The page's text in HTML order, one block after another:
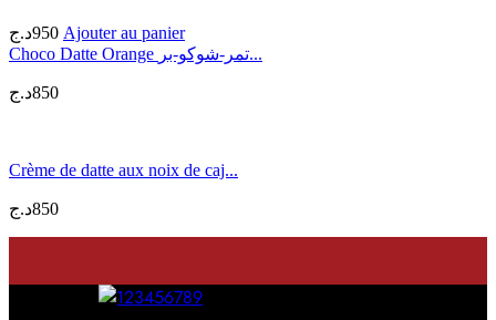
950د.ج
Ajouter au panier
Choco Datte Orange تمر-شوكو-بر...
850د.ج
Crème de datte aux noix de caj...
850د.ج